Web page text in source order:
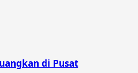
di Pusat